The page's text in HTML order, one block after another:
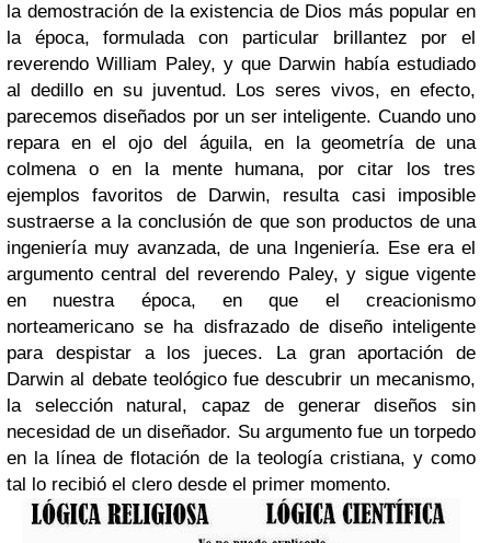
la demostración de la existencia de Dios más popular en
la época, formulada con particular brillantez por el
reverendo William Paley, y que Darwin había estudiado
al dedillo en su juventud. Los seres vivos, en efecto,
parecemos diseñados por un ser inteligente. Cuando uno
repara en el ojo del águila, en la geometría de una
colmena o en la mente humana, por citar los tres
ejemplos favoritos de Darwin, resulta casi imposible
sustraerse a la conclusión de que son productos de una
ingeniería muy avanzada, de una Ingeniería. Ese era el
argumento central del reverendo Paley, y sigue vigente
en nuestra época, en que el creacionismo
norteamericano se ha disfrazado de diseño inteligente
para despistar a los jueces. La gran aportación de
Darwin al debate teológico fue descubrir un mecanismo,
la selección natural, capaz de generar diseños sin
necesidad de un diseñador. Su argumento fue un torpedo
en la línea de flotación de la teología cristiana, y como
tal lo recibió el clero desde el primer momento.